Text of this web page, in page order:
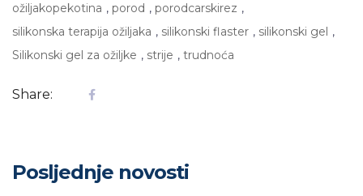
ožiljakopekotina , porod , porodcarskirez ,
silikonska terapija ožiljaka , silikonski flaster , silikonski gel ,
Silikonski gel za ožiljke , strije , trudnoća
Share:
Posljednje novosti